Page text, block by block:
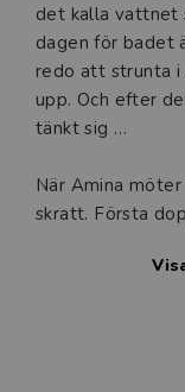
det kalla vattnet
dagen för badet
redo att strunta i
upp. Och efter
tänkt sig …
När Amina
skratt. Första